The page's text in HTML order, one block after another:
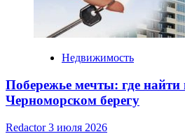
Недвижимость
Побережье мечты: где найти
Черноморском берегу
Redactor3 июля 2026